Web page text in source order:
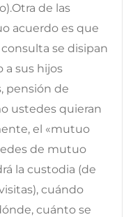
de las
acuerdo es que
se disipan
a sus hijos
pensión de
ustedes quieran
el «mutuo
de mutuo
la custodia (de
cuándo
cuánto se